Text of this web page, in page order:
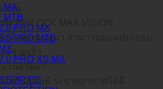
MX
MTB
PRO MX
PRO MTB
PRO XS MX
วน
ง PINLOCK MAX VISION
าล็อคแน่นหนา สามารถถอดประกอบ
ะรวดเร็ว
ว่นสายตา
องกันภูมิแพ้ ระบายอากาศได้ดี